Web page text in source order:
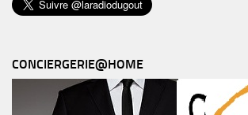
CONCIERGERIE@HOME